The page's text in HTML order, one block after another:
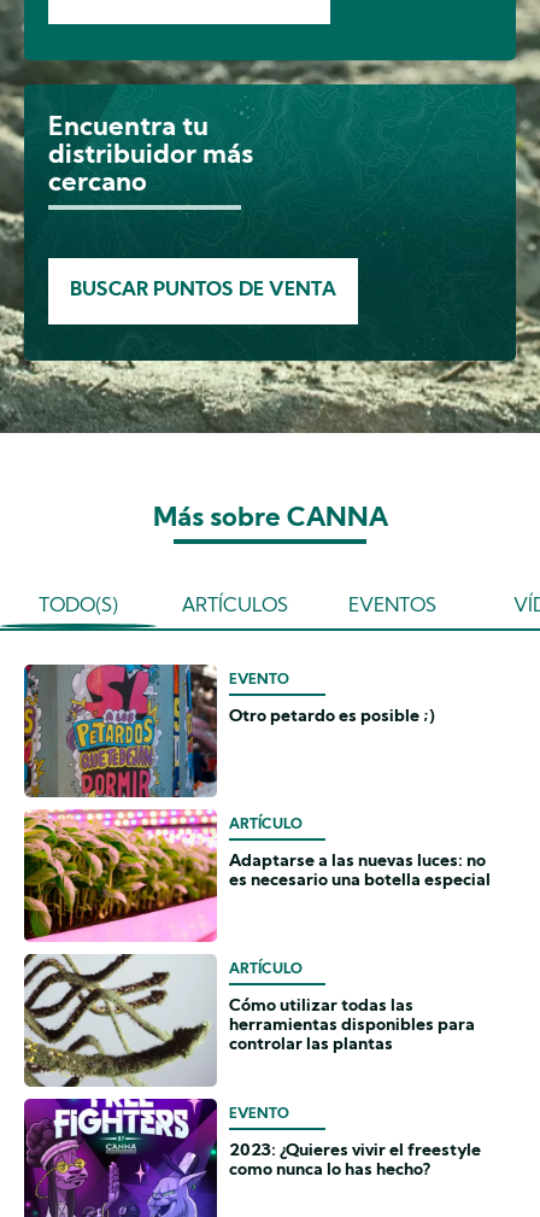
Image
Encuentra tu
distribuidor más
cercano
BUSCAR PUNTOS DE VENTA
Más sobre CANNA
TODO(S) ARTÍCULOS EVENTOS
EVENTO
Otro petardo es posible ;)
ARTÍCULO
Adaptarse a las nuevas luces: no
es necesario una botella especial
ARTÍCULO
Cómo utilizar todas las
herramientas disponibles para
controlar las plantas
EVENTO
2023: ¿Quieres vivir el freestyle
como nunca lo has hecho?